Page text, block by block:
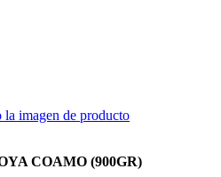
COAMO (900GR)